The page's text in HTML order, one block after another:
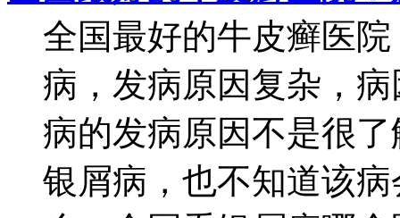
全国最好的牛皮癣医
病，发病原因复杂，
病的发病原因不是很
银屑病，也不知道该